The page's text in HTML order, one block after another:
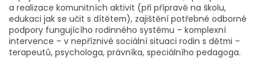
a realizace komunitních aktivit (při přípravě na školu,
edukaci jak se učit s dítětem), zajištění potřebné odborné
podpory fungujícího rodinného systému – komplexní
intervence – v nepříznivé sociální situaci rodin s dětmi –
terapeutů, psychologa, právníka, speciálního pedagoga.